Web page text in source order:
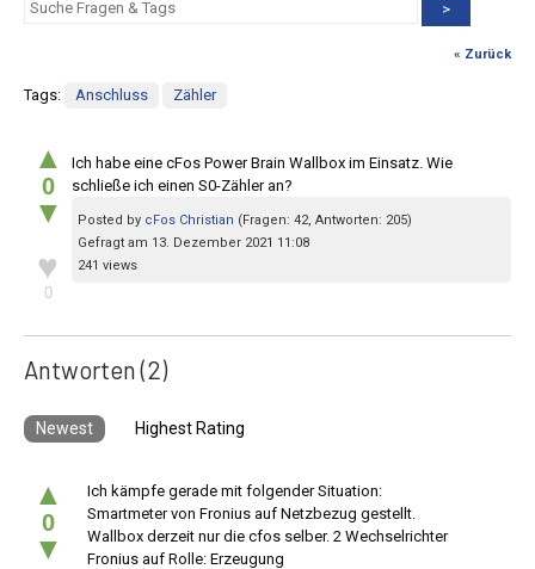
>
« Zurück
Tags: Anschluss Zähler
▲
0
▼
♥
0
Ich habe eine cFos Power Brain Wallbox im Einsatz. Wie
schließe ich einen S0-Zähler an?
Posted by cFos Christian (Fragen: 42, Antworten: 205)
Gefragt am 13. Dezember 2021 11:08
241 views
Antworten(2)
Newest Highest Rating
▲
0
▼
Ich kämpfe gerade mit folgender Situation:
Smartmeter von Fronius auf Netzbezug gestellt.
Wallbox derzeit nur die cfos selber. 2 Wechselrichter
Fronius auf Rolle: Erzeugung